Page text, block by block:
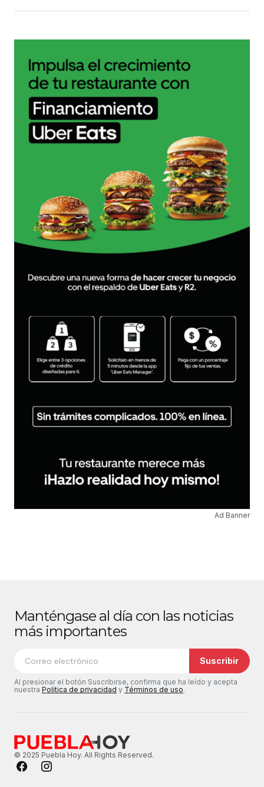
Ad Banner
Manténgase al día con las noticias
más importantes
Suscribir
Al presionar el botón Suscribirse, confirma que ha leído y acepta
nuestra Política de privacidad y Términos de uso.
© 2025 Puebla Hoy. All Rights Reserved.